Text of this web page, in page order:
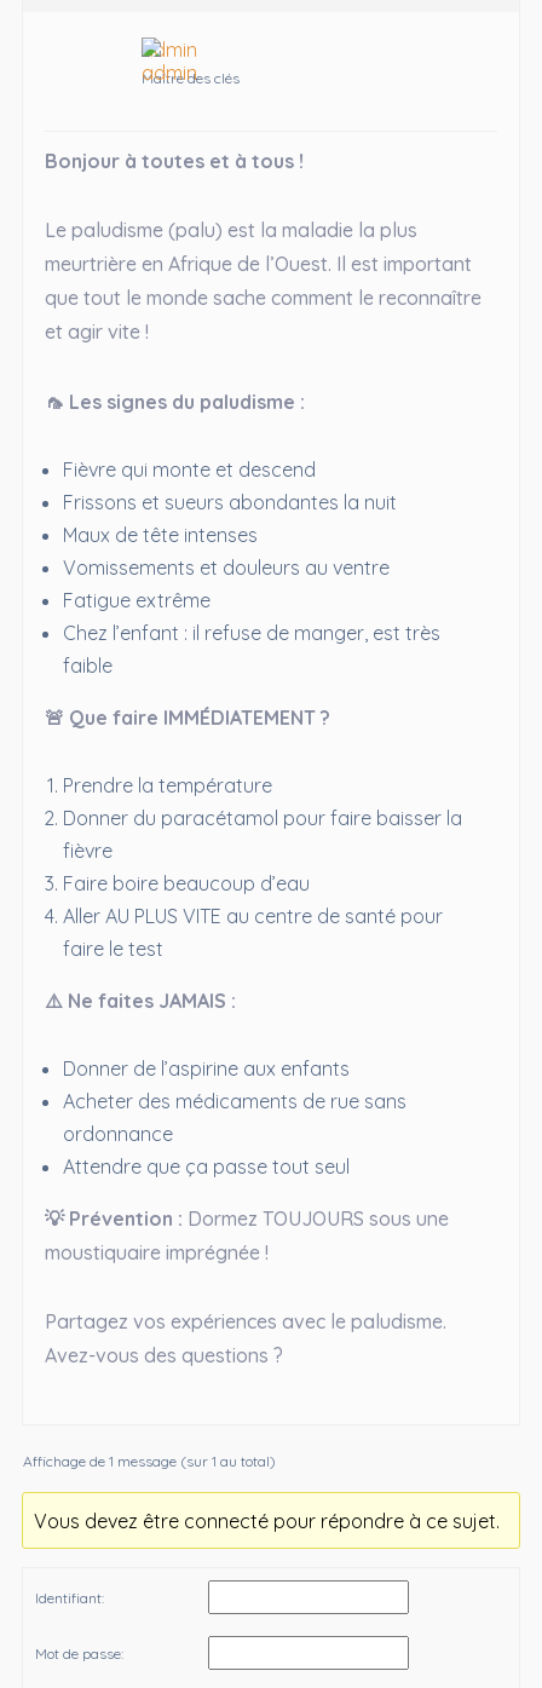
admin
Maître des clés
Bonjour à toutes et à tous !
Le paludisme (palu) est la maladie la plus
meurtrière en Afrique de l’Ouest. Il est important
que tout le monde sache comment le reconnaître
et agir vite !
🦟 Les signes du paludisme :
Fièvre qui monte et descend
Frissons et sueurs abondantes la nuit
Maux de tête intenses
Vomissements et douleurs au ventre
Fatigue extrême
Chez l’enfant : il refuse de manger, est très
faible
🚨 Que faire IMMÉDIATEMENT ?
Prendre la température
Donner du paracétamol pour faire baisser la
fièvre
Faire boire beaucoup d’eau
Aller AU PLUS VITE au centre de santé pour
faire le test
⚠️ Ne faites JAMAIS :
Donner de l’aspirine aux enfants
Acheter des médicaments de rue sans
ordonnance
Attendre que ça passe tout seul
💡 Prévention : Dormez TOUJOURS sous une
moustiquaire imprégnée !
Partagez vos expériences avec le paludisme.
Avez-vous des questions ?
Affichage de 1 message (sur 1 au total)
Vous devez être connecté pour répondre à ce sujet.
Identifiant:
Mot de passe: